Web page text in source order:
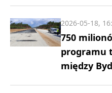
750
programu
między
2026-05-18,